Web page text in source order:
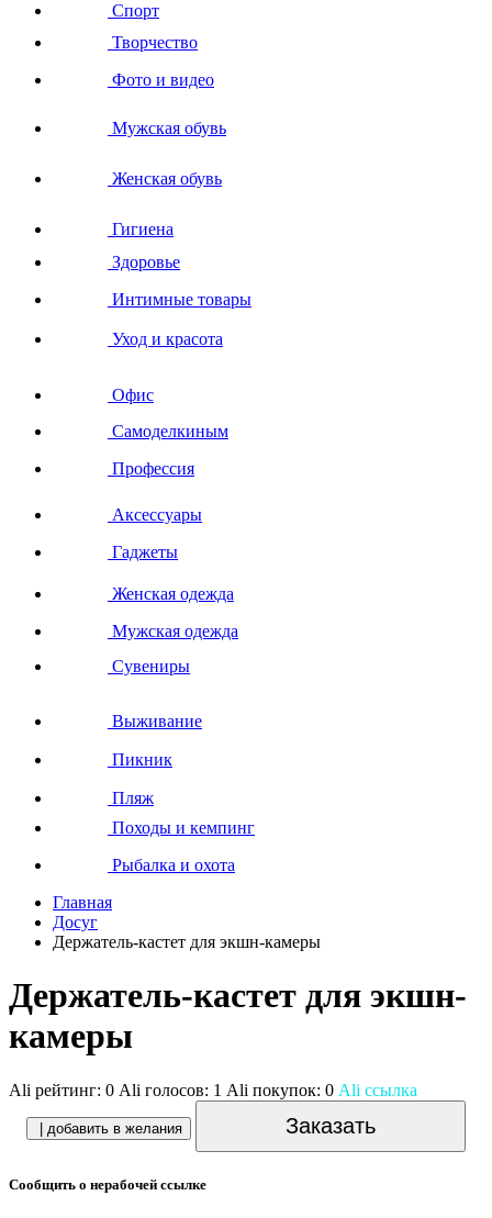
Спорт
Творчество
Фото и видео
Мужская обувь
Женская обувь
Гигиена
Здоровье
Интимные товары
Уход и красота
Офис
Самоделкиным
Профессия
Аксессуары
Гаджеты
Женская одежда
Мужская одежда
Сувениры
Выживание
Пикник
Пляж
Походы и кемпинг
Рыбалка и охота
Главная
Досуг
Держатель-кастет для экшн-камеры
Держатель-кастет для экшн-
камеры
Ali рейтинг: 0 Ali голосов: 1 Ali покупок: 0 Ali ссылка
| добавить в желания Заказать
Сообщить о нерабочей ссылке